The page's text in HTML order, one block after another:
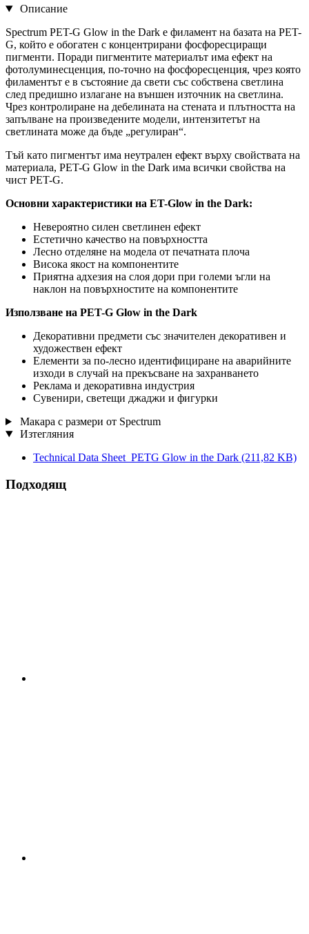
Описание
Spectrum PET-G Glow in the Dark е филамент на базата на PET-
G, който е обогатен с концентрирани фосфоресциращи
пигменти. Поради пигментите материалът има ефект на
фотолуминесценция, по-точно на фосфоресценция, чрез която
филаментът е в състояние да свети със собствена светлина
след предишно излагане на външен източник на светлина.
Чрез контролиране на дебелината на стената и плътността на
запълване на произведените модели, интензитетът на
светлината може да бъде „регулиран“.
Тъй като пигментът има неутрален ефект върху свойствата на
материала, PET-G Glow in the Dark има всички свойства на
чист PET-G.
Основни характеристики на ET-Glow in the Dark:
Невероятно силен светлинен ефект
Естетично качество на повърхността
Лесно отделяне на модела от печатната плоча
Висока якост на компонентите
Приятна адхезия на слоя дори при големи ъгли на
наклон на повърхностите на компонентите
Използване на PET-G Glow in the Dark
Декоративни предмети със значителен декоративен и
художествен ефект
Елементи за по-лесно идентифициране на аварийните
изходи в случай на прекъсване на захранването
Реклама и декоративна индустрия
Сувенири, светещи джаджи и фигурки
Макара с размери от Spectrum
Изтегляния
Technical Data Sheet_PETG Glow in the Dark (211,82 KB)
Подходящ